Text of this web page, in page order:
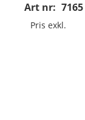
Art nr: 7165
Material:
material för
Pris exkl.